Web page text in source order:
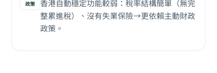
政策
香港自動穩定功能較弱：稅率結構簡單（無完
整累進稅）、沒有失業保險→更依賴主動財政
政策。